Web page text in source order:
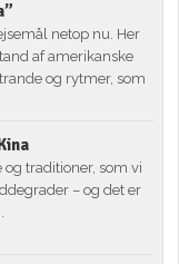
netop nu. Her
af amerikanske
og rytmer, som
og traditioner, som vi
– og det er